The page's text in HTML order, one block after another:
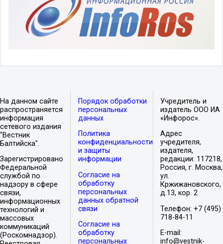
На данном сайте
распространяется
информация
сетевого издания
"Вестник
Балтийска".
Зарегистрировано
Федеральной
службой по
надзору в сфере
связи,
информационных
технологий и
массовых
коммуникаций
(Роскомнадзор).
Порядок обработки
персональных
данных
Политика
конфиденциальности
и защиты
информации
Согласие на
обработку
персональных
данных обратной
связи
Согласие на
обработку
персональных
Учредитель и
издатель ООО ИА
«Инфорос».
Адрес
учредителя,
издателя,
редакции: 117218,
Россия, г. Москва,
ул.
Кржижановского,
д.13, кор. 2
Телефон: +7 (495)
718-84-11
E-mail:
info@vestnik-